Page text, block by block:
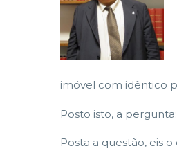
imóvel com idêntico
Posto isto, a
Posta a questão, eis